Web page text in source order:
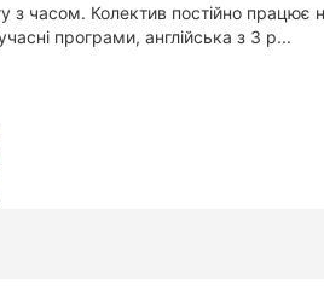
з часом. Колектив постійно працює
програми, англійська з 3 р...